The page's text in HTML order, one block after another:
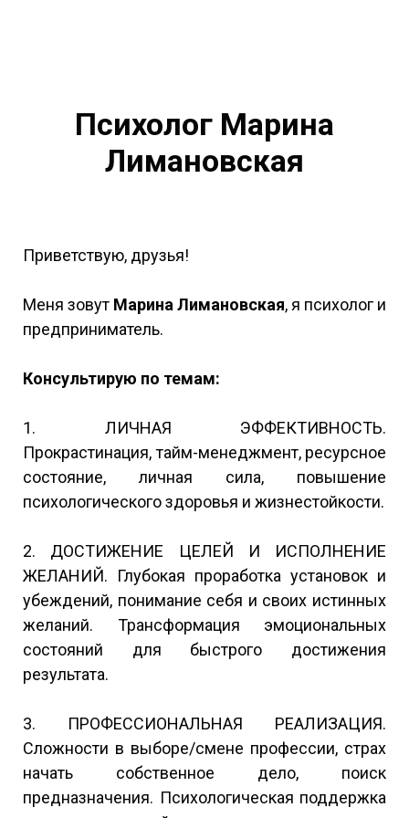
Психолог Марина
Лимановская
Приветствую, друзья!
Меня зовут Марина Лимановская, я психолог и
предприниматель.
Консультирую по темам:
1. ЛИЧНАЯ ЭФФЕКТИВНОСТЬ.
Прокрастинация, тайм-менеджмент, ресурсное
состояние, личная сила, повышение
психологического здоровья и жизнестойкости.
2. ДОСТИЖЕНИЕ ЦЕЛЕЙ И ИСПОЛНЕНИЕ
ЖЕЛАНИЙ. Глубокая проработка установок и
убеждений, понимание себя и своих истинных
желаний. Трансформация эмоциональных
состояний для быстрого достижения
результата.
3. ПРОФЕССИОНАЛЬНАЯ РЕАЛИЗАЦИЯ.
Сложности в выборе/смене профессии, страх
начать собственное дело, поиск
предназначения. Психологическая поддержка